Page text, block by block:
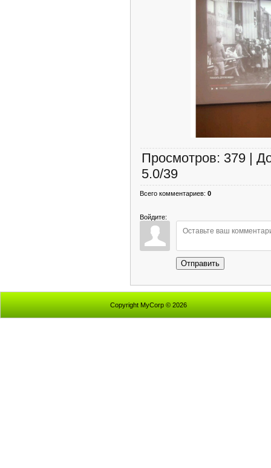
Просмотров: 379 |
5.0/39
Всего комментариев: 0
Войдите:
Отправить
Copyright MyCorp © 2026